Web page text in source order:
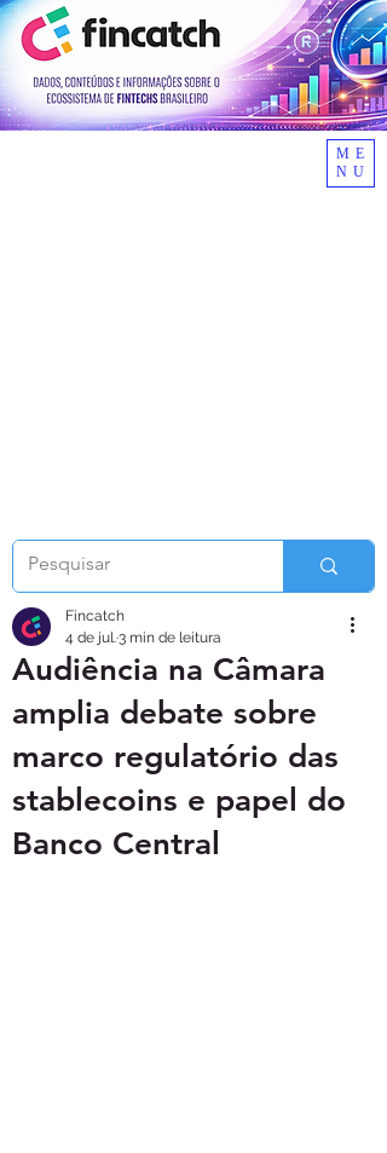
ME
NU
Audiência na Câmara
amplia debate sobre
marco regulatório das
stablecoins e papel do
Banco Central
Fincatch
4 de jul.3 min de leitura